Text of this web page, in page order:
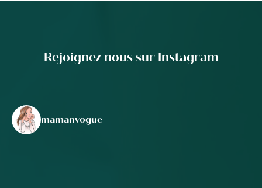
Rejoignez nous sur Instagram
mamanvogue